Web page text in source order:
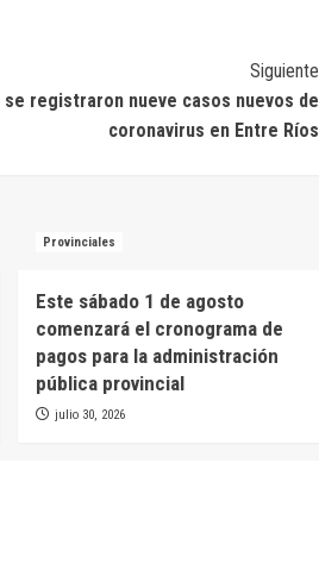
Siguiente
registraron nueve casos nuevos de
coronavirus en Entre Ríos
Provinciales
Este sábado 1 de agosto
comenzará el cronograma de
pagos para la administración
pública provincial
julio 30, 2026